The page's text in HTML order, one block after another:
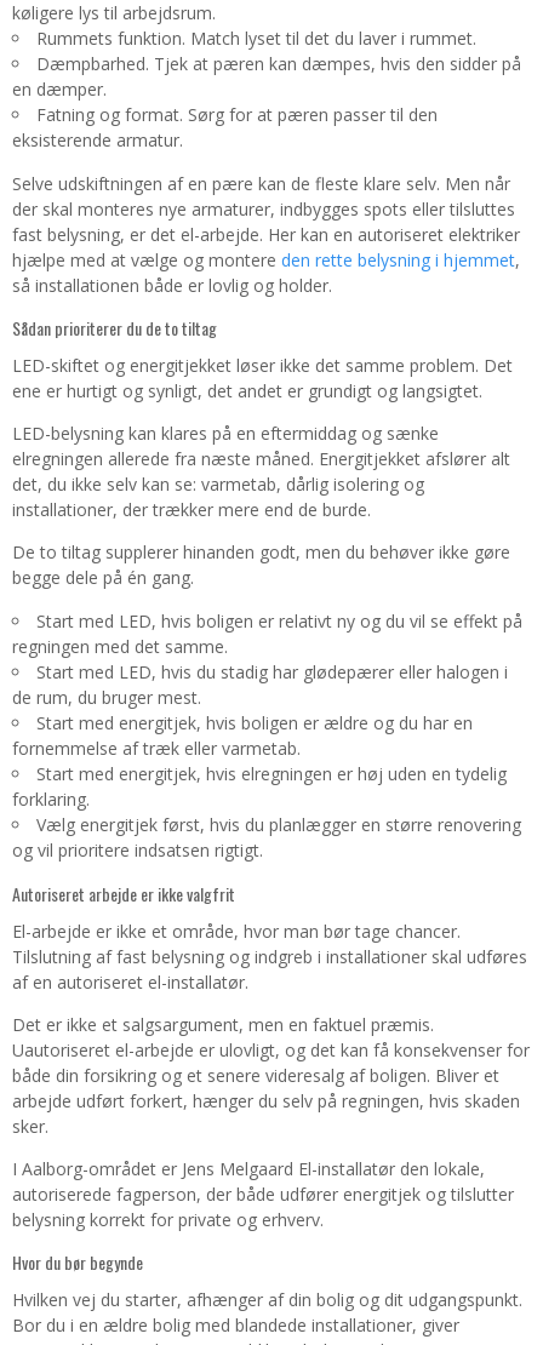
køligere lys til arbejdsrum.
Rummets funktion. Match lyset til det du laver i rummet.
Dæmpbarhed. Tjek at pæren kan dæmpes, hvis den sidder på
en dæmper.
Fatning og format. Sørg for at pæren passer til den
eksisterende armatur.
Selve udskiftningen af en pære kan de fleste klare selv. Men når
der skal monteres nye armaturer, indbygges spots eller tilsluttes
fast belysning, er det el-arbejde. Her kan en autoriseret elektriker
hjælpe med at vælge og montere den rette belysning i hjemmet,
så installationen både er lovlig og holder.
Sådan prioriterer du de to tiltag
LED-skiftet og energitjekket løser ikke det samme problem. Det
ene er hurtigt og synligt, det andet er grundigt og langsigtet.
LED-belysning kan klares på en eftermiddag og sænke
elregningen allerede fra næste måned. Energitjekket afslører alt
det, du ikke selv kan se: varmetab, dårlig isolering og
installationer, der trækker mere end de burde.
De to tiltag supplerer hinanden godt, men du behøver ikke gøre
begge dele på én gang.
Start med LED, hvis boligen er relativt ny og du vil se effekt på
regningen med det samme.
Start med LED, hvis du stadig har glødepærer eller halogen i
de rum, du bruger mest.
Start med energitjek, hvis boligen er ældre og du har en
fornemmelse af træk eller varmetab.
Start med energitjek, hvis elregningen er høj uden en tydelig
forklaring.
Vælg energitjek først, hvis du planlægger en større renovering
og vil prioritere indsatsen rigtigt.
Autoriseret arbejde er ikke valgfrit
El-arbejde er ikke et område, hvor man bør tage chancer.
Tilslutning af fast belysning og indgreb i installationer skal udføres
af en autoriseret el-installatør.
Det er ikke et salgsargument, men en faktuel præmis.
Uautoriseret el-arbejde er ulovligt, og det kan få konsekvenser for
både din forsikring og et senere videresalg af boligen. Bliver et
arbejde udført forkert, hænger du selv på regningen, hvis skaden
sker.
I Aalborg-området er Jens Melgaard El-installatør den lokale,
autoriserede fagperson, der både udfører energitjek og tilslutter
belysning korrekt for private og erhverv.
Hvor du bør begynde
Hvilken vej du starter, afhænger af din bolig og dit udgangspunkt.
Bor du i en ældre bolig med blandede installationer, giver